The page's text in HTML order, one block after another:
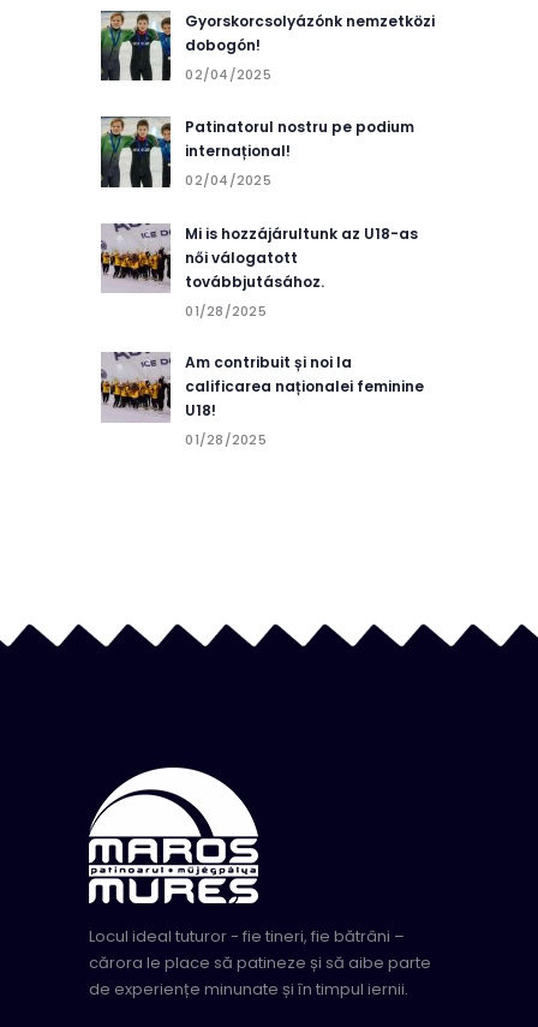
Gyorskorcsolyázónk nemzetközi
dobogón!
02/04/2025
Patinatorul nostru pe podium
internațional!
02/04/2025
Mi is hozzájárultunk az U18-as
női válogatott
továbbjutásához.
01/28/2025
Am contribuit și noi la
calificarea naționalei feminine
U18!
01/28/2025
Locul ideal tuturor - fie tineri, fie bătrâni –
cărora le place să patineze și să aibe parte
de experiențe minunate și în timpul iernii.